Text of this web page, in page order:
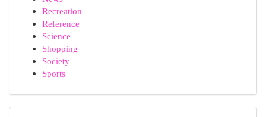
Recreation
Reference
Science
Shopping
Society
Sports